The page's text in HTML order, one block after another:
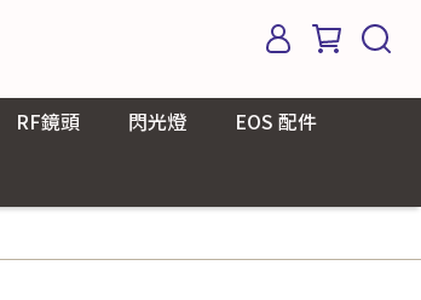
RF鏡頭 閃光燈
EOS 配件